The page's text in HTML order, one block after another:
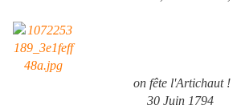
on fête l'Artichaut !
30 Juin 1794